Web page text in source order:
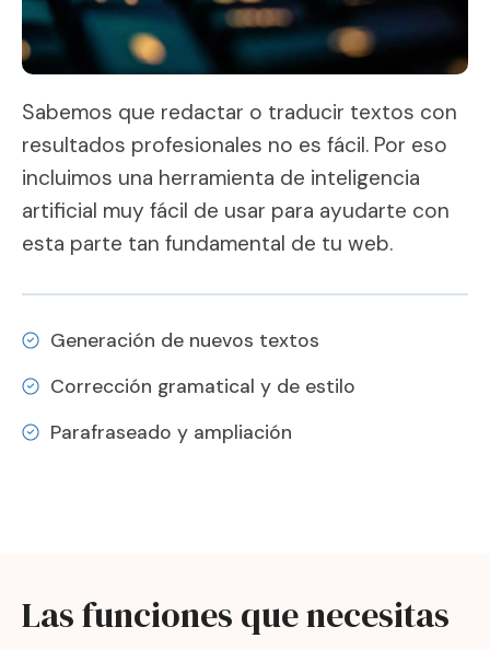
Sabemos que redactar o traducir textos con
resultados profesionales no es fácil. Por eso
incluimos una herramienta de inteligencia
artificial muy fácil de usar para ayudarte con
esta parte tan fundamental de tu web.
Generación de nuevos textos
Corrección gramatical y de estilo
Parafraseado y ampliación
Las funciones que necesitas